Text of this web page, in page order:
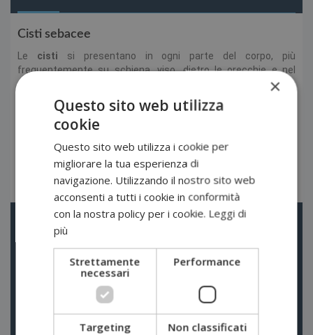
Cisti sebacee
Le cisti si presentano in ogni parte del corpo, più
frequentemente su schiena, viso, dietro le orecchie e nel
cuoio capelluto ove spesso sono multiple; nell’ uomo non è
infrequente la localizzazione scrotale multipla.
Manifestazione della dilatazione di unaghiandola sebacea
cui foro di uscita si è chiuso con conseguente ristagno di
Sottocutanee: si riconoscono come palline inizialmente dure,
poi più o meno molli, spesso con un puntino nero o grigio al
Lipomi
Basaliomi
Varici e Vene Varicosi
×
Questo sito web utilizza
cookie
Questo sito web utilizza i cookie per
migliorare la tua esperienza di
navigazione. Utilizzando il nostro sito web
acconsenti a tutti i cookie in conformità
con la nostra policy per i cookie. Leggi di
più
Strettamente
necessari
Performance
Targeting Non classificati